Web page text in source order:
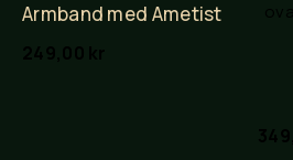
Armband med Ametist